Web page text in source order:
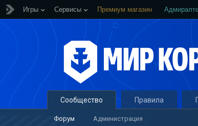
Игры Сервисы Премиум магазин
Сообщество
Форум Администрация
Правила